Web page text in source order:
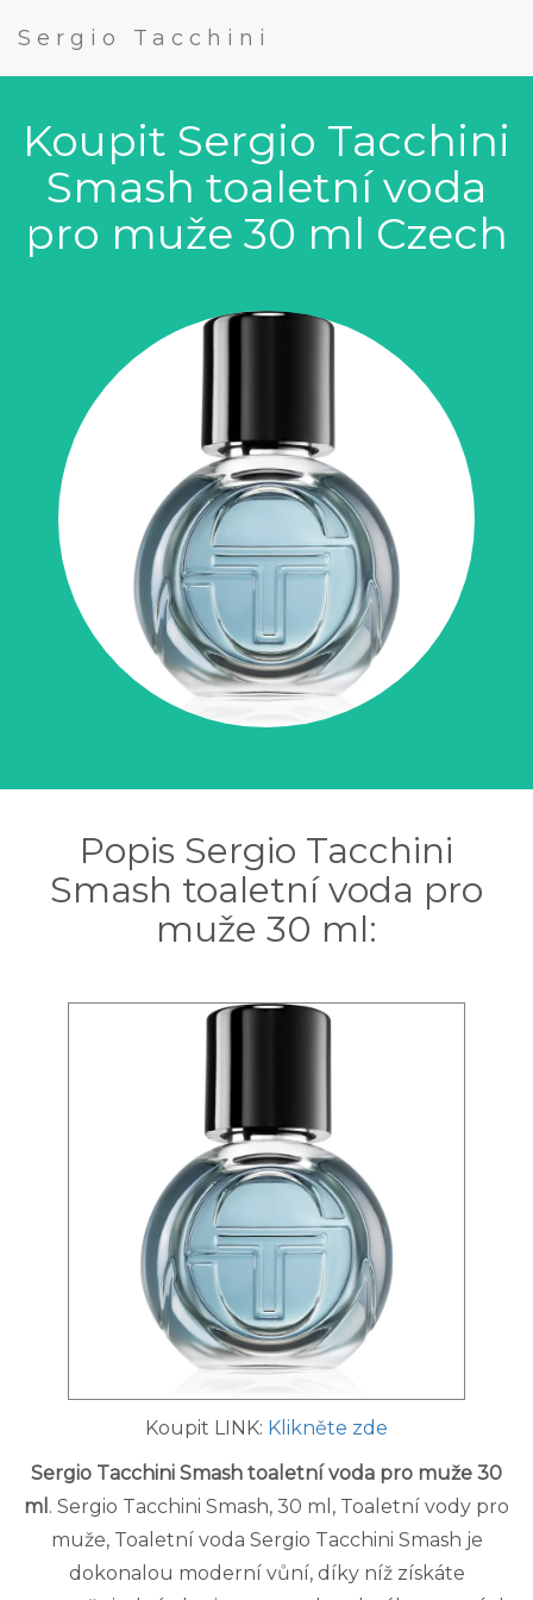
Sergio Tacchini
Koupit Sergio Tacchini
Smash toaletní voda
pro muže 30 ml Czech
Popis Sergio Tacchini
Smash toaletní voda pro
muže 30 ml:
Koupit LINK: Klikněte zde
Sergio Tacchini Smash toaletní voda pro muže 30
ml . Sergio Tacchini Smash, 30 ml, Toaletní vody pro
muže, Toaletní voda Sergio Tacchini Smash je
dokonalou moderní vůní, díky níž získáte